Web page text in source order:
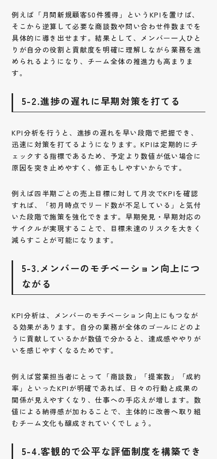
例えば「月間新規顧客50件獲得」というKPIを置けば、
そこから逆算して必要な商談数や問い合わせ件数までを
具体的に導き出せます。結果として、メンバー一人ひと
りが自分の役割と貢献度を明確に理解しながら業務を進
められるようになり、チーム全体の推進力も高まりま
す。
5-2.進捗の遅れに早期対策を打てる
KPI分析を行うと、進捗の遅れを早い段階で把握でき、
迅速に対策を打てるようになります。KPIは定期的にチ
ェックする指標であるため、予定より数値が低い場合に
原因を突き止めやすく、修正もしやすいからです。
例えば四半期ごとの売上目標に対して月次でKPIを確認
すれば、「初月時点でリード数が不足している」と気付
いた段階で施策を強化できます。早期発見・早期対応の
サイクルが実現することで、目標未達のリスクを大きく
減らすことが可能になります。
5-3.メンバーのモチベーション向上につ
ながる
KPI分析は、メンバーのモチベーション向上にもつなが
る効果があります。自分の業務が全体のゴールにどのよ
うに貢献しているかが数値で分かると、達成感ややりが
いを感じやすくなるためです。
例えば営業担当者にとって「商談数」「提案数」「成約
率」といったKPIが明確であれば、日々の行動と成果の
関係が見えやすくなり、仕事への手応えが増します。数
値による納得感が加わることで、主体的に改善へ取り組
むチーム文化も醸成されていくでしょう。
5-4.客観的で公平な評価制度を構築でき